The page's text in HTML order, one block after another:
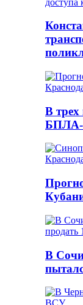
В трех
БПЛА-
В